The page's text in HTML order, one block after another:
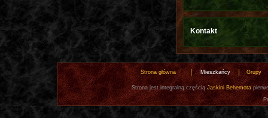
Kontakt
Strona główna Mieszkańcy Grupy
Strona jest integralną częścią Jaskini Behemota